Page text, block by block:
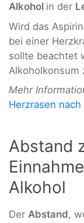
Alkohol in der
Wird das
bei einer
sollte beachtet
Alkoholkonsum
Mehr
Herzrasen nach
Abstand
Alkohol
Der Abstand,